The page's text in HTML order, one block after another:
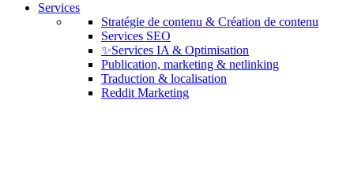
Services
Stratégie de contenu & Création de contenu
Services SEO
✨Services IA & Optimisation
Publication, marketing & netlinking
Traduction & localisation
Reddit Marketing